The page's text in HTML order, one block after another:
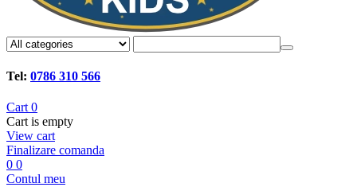
Tel: 0786 310 566
Cart 0
Cart is empty
View cart
Finalizare comanda
0 0
Contul meu